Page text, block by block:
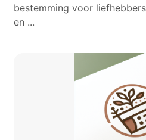
bestemming voor
en ...